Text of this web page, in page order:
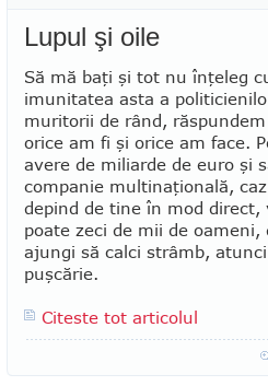
Lupul şi oile
Să mă baţi şi tot nu înţeleg
imunitatea asta a
muritorii de rând,
orice am fi şi orice am face.
avere de miliarde de euro şi
companie multinaţională,
depind de tine în mod direct,
poate zeci de mii de oameni,
ajungi să calci strâmb,
puşcărie.
Citeste tot articolul